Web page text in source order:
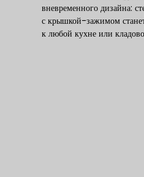
вневременного дизайна:
с крышкой-зажимом
к любой кухне или